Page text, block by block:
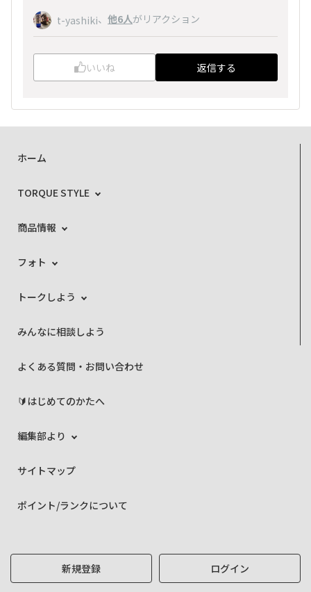
t-yashiki、 他6人がリアクション
いいね 返信する
ホーム
TORQUE STYLE
商品情報
フォト
トークしよう
みんなに相談しよう
よくある質問・お問い合わせ
🔰はじめてのかたへ
編集部より
サイトマップ
ポイント/ランクについて
新規登録 ログイン